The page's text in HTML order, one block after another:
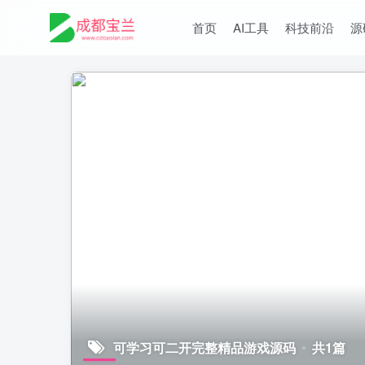
首页 AI工具 科技前沿
可学习可二开完整精品游戏源码 共1篇